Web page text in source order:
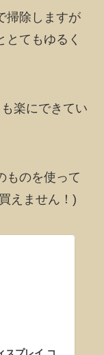
掃除しますが
てもゆるく
楽にできてい
ものを使って
えません！)
スプレイ コ